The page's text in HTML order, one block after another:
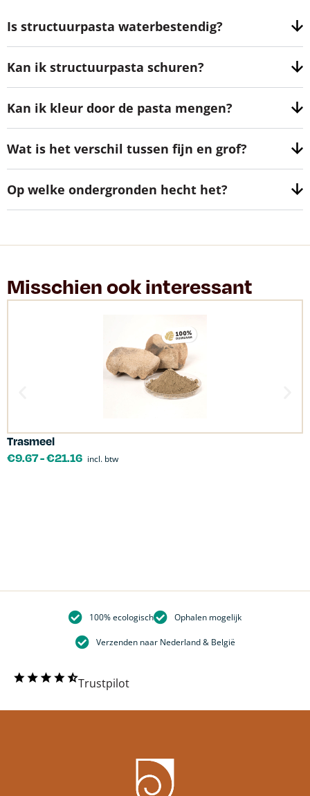
Is structuurpasta waterbestendig?
Kan ik structuurpasta schuren?
Kan ik kleur door de pasta mengen?
Wat is het verschil tussen fijn en grof?
Op welke ondergronden hecht het?
Misschien ook interessant
Trasmeel
€9.67-€21.16 incl. btw
100% ecologisch Ophalen mogelijk
Verzenden naar Nederland & België
Trustpilot